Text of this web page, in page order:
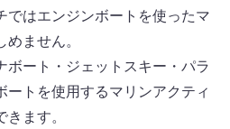
ではエンジンボートを使ったマ
ません。
ボート・ジェットスキー・パラ
ートを使用するマリンアクティ
ます。